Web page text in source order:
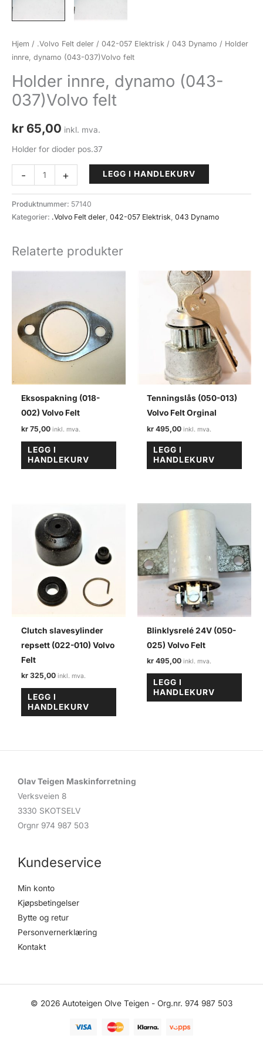
Hjem / .Volvo Felt deler / 042-057 Elektrisk / 043 Dynamo / Holder
innre, dynamo (043-037)Volvo felt
Holder innre, dynamo (043-
037)Volvo felt
kr 65,00 inkl. mva.
Holder for dioder pos.37
-
innre,
dynamo
(043-
felt
antall
+ LEGG I HANDLEKURV
Produktnummer: 57140
Kategorier: .Volvo Felt deler, 042-057 Elektrisk, 043 Dynamo
Relaterte produkter
Eksospakning (018-
002) Volvo Felt
kr 75,00
LEGG I
HANDLEKURV
Tenningslås (050-013)
Volvo Felt Orginal
kr 495,00
LEGG I
HANDLEKURV
Clutch slavesylinder
repsett (022-010) Volvo
Felt
kr 325,00
LEGG I
HANDLEKURV
Blinklysrelé 24V (050-
025) Volvo Felt
kr 495,00
LEGG I
HANDLEKURV
Olav Teigen Maskinforretning
Verksveien 8
3330 SKOTSELV
Orgnr 974 987 503
Kundeservice
Min konto
Kjøpsbetingelser
Bytte og retur
Personvernerklæring
Kontakt
© 2026 Autoteigen Olve Teigen - Org.nr. 974 987 503